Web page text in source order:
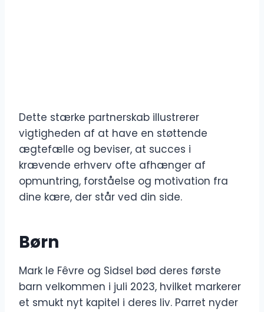
Dette stærke partnerskab illustrerer
vigtigheden af at have en støttende
ægtefælle og beviser, at succes i
krævende erhverv ofte afhænger af
opmuntring, forståelse og motivation fra
dine kære, der står ved din side.
Børn
Mark le Fêvre og Sidsel bød deres første
barn velkommen i juli 2023, hvilket markerer
et smukt nyt kapitel i deres liv. Parret nyder